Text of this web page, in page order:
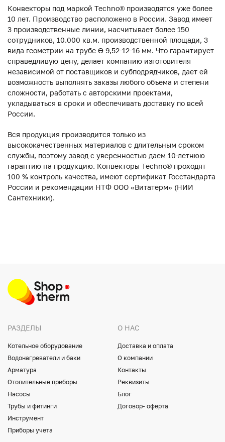
Конвекторы под маркой Techno® производятся уже более
10 лет. Производство расположено в России. Завод имеет
3 производственные линии, насчитывает более 150
сотрудников, 10.000 кв.м. производственной площади, 3
вида геометрии на трубе ϴ 9,52-12-16 мм. Что гарантирует
справедливую цену, делает компанию изготовителя
независимой от поставщиков и субподрядчиков, дает ей
возможность выполнять заказы любого объема и степени
сложности, работать с авторскими проектами,
укладываться в сроки и обеспечивать доставку по всей
России.
Вся продукция производится только из
высококачественных материалов с длительным сроком
службы, поэтому завод с уверенностью даем 10-летнюю
гарантию на продукцию. Конвекторы Techno® проходят
100 % контроль качества, имеют сертификат Госстандарта
России и рекомендации НТФ ООО «Витатерм» (НИИ
Сантехники).
РАЗДЕЛЫ
Котельное оборудование
Водонагреватели и баки
Арматура
Отопительные приборы
Насосы
Трубы и фитинги
Инструмент
Приборы учета
О НАС
Доставка и оплата
О компании
Контакты
Реквизиты
Блог
Договор- оферта